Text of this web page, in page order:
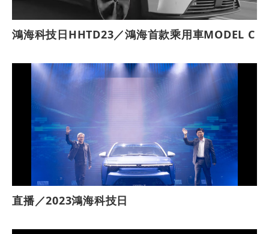
鴻海科技日HHTD23／鴻海首款乘用車MODEL C
直播／2023鴻海科技日